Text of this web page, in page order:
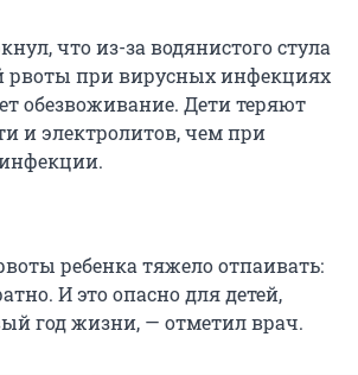
что из-за водянистого стула
рвоты при вирусных инфекциях
обезвоживание. Дети теряют
и электролитов, чем при
ребенка тяжело отпаивать:
И это опасно для детей,
год жизни, — отметил врач.